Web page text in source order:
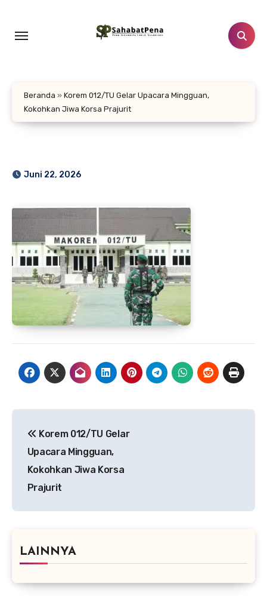
konten
Beranda » Korem 012/TU Gelar Upacara Mingguan,
Kokohkan Jiwa Korsa Prajurit
Juni 22, 2026
pos
Korem 012/TU Gelar
Upacara Mingguan,
Kokohkan Jiwa Korsa
Prajurit
LAINNYA